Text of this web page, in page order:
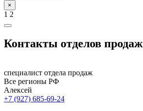
×
1 2
Контакты отделов продаж
специалист отдела продаж
Все регионы РФ
Алексей
+7 (927) 685-69-24